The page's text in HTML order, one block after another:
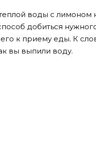
воды с лимоном
добиться
к приему еды. К
вы выпили воду.